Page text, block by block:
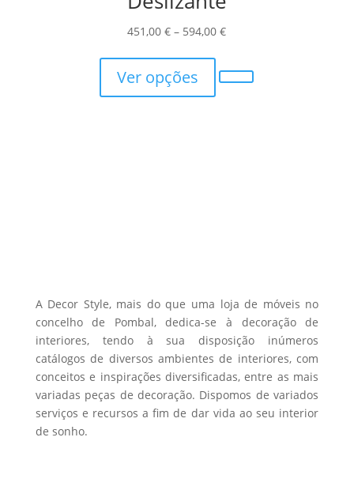
451,00€ – 594,00€Price
451,00 €
Ver opções
product
product
page
A Decor Style, mais do que uma loja de móveis no
concelho de Pombal, dedica-se à decoração de
interiores, tendo à sua disposição inúmeros
catálogos de diversos ambientes de interiores, com
conceitos e inspirações diversificadas, entre as mais
variadas peças de decoração. Dispomos de variados
serviços e recursos a fim de dar vida ao seu interior
de sonho.